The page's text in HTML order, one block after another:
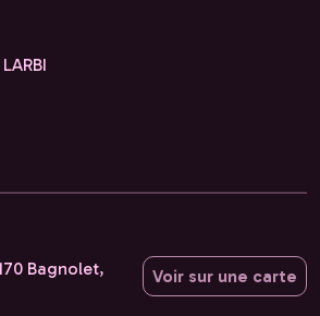
Bagnolet,
Voir sur une carte